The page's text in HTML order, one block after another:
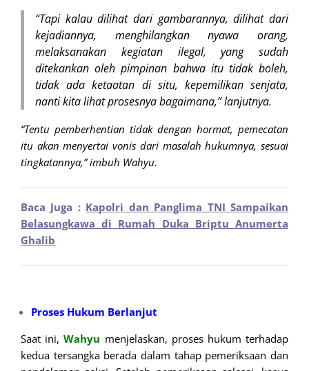
“Tapi kalau dilihat dari gambarannya, dilihat dari
kejadiannya, menghilangkan nyawa orang,
melaksanakan kegiatan ilegal, yang sudah
ditekankan oleh pimpinan bahwa itu tidak boleh,
tidak ada ketaatan di situ, kepemilikan senjata,
nanti kita lihat prosesnya bagaimana,” lanjutnya.
“Tentu pemberhentian tidak dengan hormat, pemecatan
itu akan menyertai vonis dari masalah hukumnya, sesuai
tingkatannya,” imbuh Wahyu.
Baca Juga : Kapolri dan Panglima TNI Sampaikan
Belasungkawa di Rumah Duka Briptu Anumerta
Ghalib
Proses Hukum Berlanjut
Saat ini,Wahyu menjelaskan, proses hukum terhadap
kedua tersangka berada dalam tahap pemeriksaan dan